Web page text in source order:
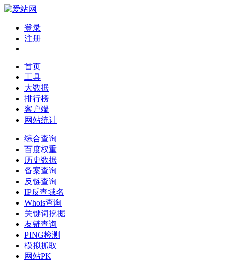
登录
注册
首页
工具
大数据
排行榜
客户端
网站统计
综合查询
百度权重
历史数据
备案查询
反链查询
IP反查域名
Whois查询
关键词挖掘
友链查询
PING检测
模拟抓取
网站PK